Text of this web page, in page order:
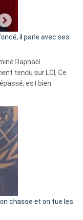
«
C’est
fake
news
»
il parle avec ses
Raphaël
tendu sur LCI, Ce
est bien
« Zemmour
parle
on chasse et on tue les